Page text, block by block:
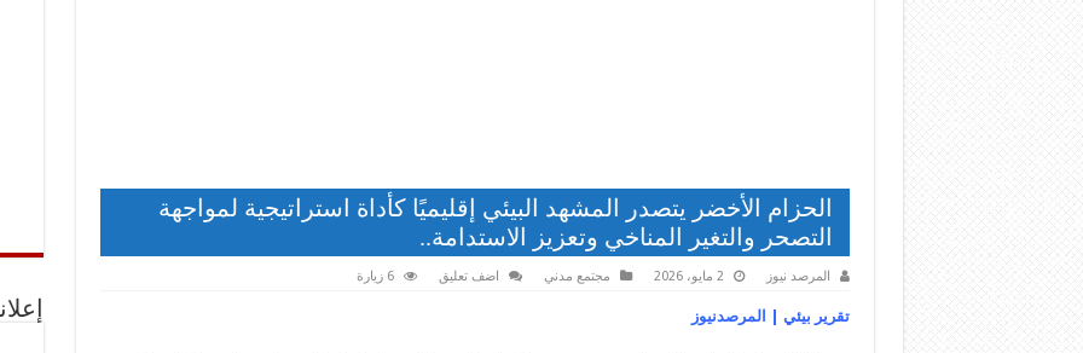
الحزام الأخضر يتصدر المشهد البيئي إقليميًا كأداة استراتيجية لمواجهة
التصحر والتغير المناخي وتعزيز الاستدامة..
المرصد نيوز 2 مايو، 2026 مجتمع مدني اضف تعليق 6 زيارة
تقرير بيئي | المرصدنيوز